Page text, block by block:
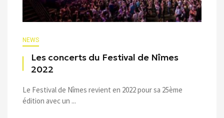
NEWS
Les concerts du Festival de Nîmes
2022
Le Festival de Nîmes revient en 2022 pour sa 25ème
édition avec un ...